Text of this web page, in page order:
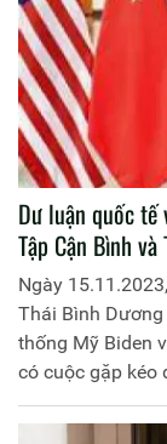
Dư luận quốc tế
Tập Cận Bình
Ngày
Thái Bình Dương
thống Mỹ Biden
có cuộc gặp kéo
nhà lãnh đạo đã
tế, liên lạc quân